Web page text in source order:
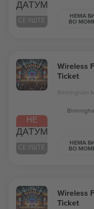
ДАТУМ
СÈ УШТЕ
НЕМА
ВО
НЕ
ДАТУМ
СÈ УШТЕ
Wireless
Ticket
Birmingham
НЕМА
ВО
Wireless
Ticket